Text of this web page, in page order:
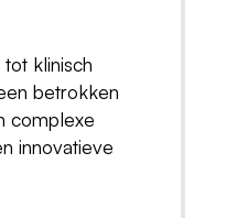
klinisch
betrokken
complexe
innovatieve